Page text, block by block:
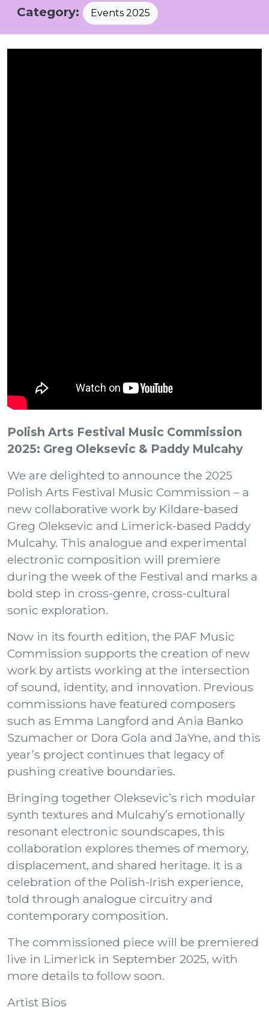
Category: Events 2025
Polish Arts Festival Music Commission
2025: Greg Oleksevic & Paddy Mulcahy
We are delighted to announce the 2025
Polish Arts Festival Music Commission – a
new collaborative work by Kildare-based
Greg Oleksevic and Limerick-based Paddy
Mulcahy. This analogue and experimental
electronic composition will premiere
during the week of the Festival and marks a
bold step in cross-genre, cross-cultural
sonic exploration.
Now in its fourth edition, the PAF Music
Commission supports the creation of new
work by artists working at the intersection
of sound, identity, and innovation. Previous
commissions have featured composers
such as Emma Langford and Ania Banko
Szumacher or Dora Gola and JaYne, and this
year’s project continues that legacy of
pushing creative boundaries.
Bringing together Oleksevic’s rich modular
synth textures and Mulcahy’s emotionally
resonant electronic soundscapes, this
collaboration explores themes of memory,
displacement, and shared heritage. It is a
celebration of the Polish-Irish experience,
told through analogue circuitry and
contemporary composition.
The commissioned piece will be premiered
live in Limerick in September 2025, with
more details to follow soon.
Artist Bios